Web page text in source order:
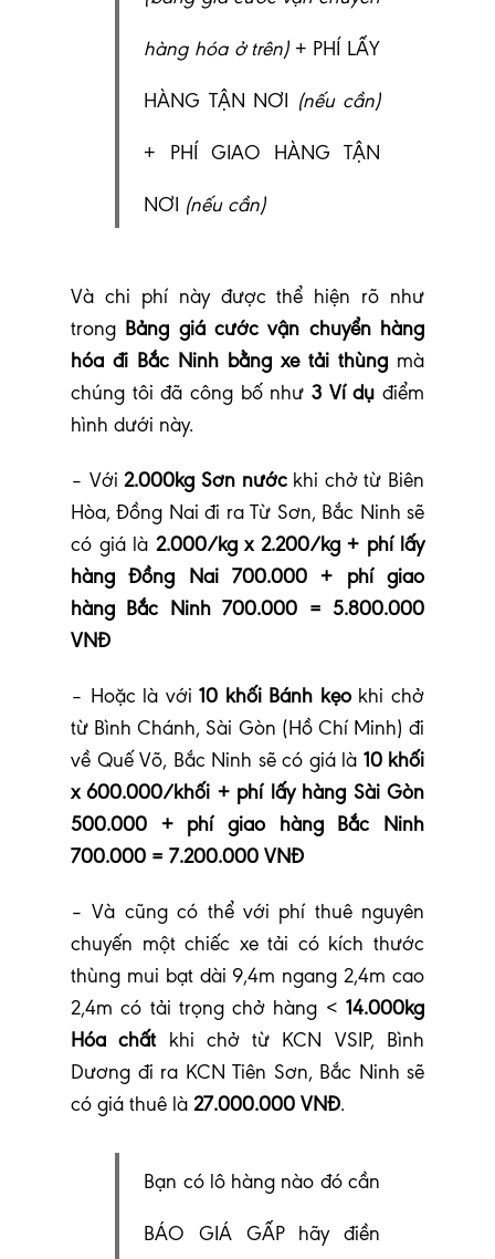
hàng hóa ở trên) + PHÍ LẤY
HÀNG TẬN NƠI (nếu cần)
+ PHÍ GIAO HÀNG TẬN
NƠI (nếu cần)
Và chi phí này được thể hiện rõ như
trong Bảng giá cước vận chuyển hàng
hóa đi Bắc Ninh bằng xe tải thùng mà
chúng tôi đã công bố như 3 Ví dụ điểm
hình dưới này.
– Với2.000kg Sơn nướckhi chở từ Biên
Hòa, Đồng Nai đi ra Từ Sơn, Bắc Ninh sẽ
có giá là 2.000/kg x 2.200/kg + phí lấy
hàng Đồng Nai 700.000 + phí giao
hàng Bắc Ninh 700.000 = 5.800.000
VNĐ
– Hoặc là với10 khối Bánh kẹokhi chở
từ Bình Chánh, Sài Gòn (Hồ Chí Minh) đi
về Quế Võ, Bắc Ninh sẽ có giá là 10 khối
x 600.000/khối + phí lấy hàng Sài Gòn
500.000 + phí giao hàng Bắc Ninh
700.000 = 7.200.000 VNĐ
– Và cũng có thể với phí thuê nguyên
chuyến một chiếc xe tải có kích thước
thùng mui bạt dài 9,4m ngang 2,4m cao
2,4m có tải trọng chở hàng < 14.000kg
Hóa chất khi chở từ KCN VSIP, Bình
Dương đi ra KCN Tiên Sơn, Bắc Ninh sẽ
có giá thuê là 27.000.000 VNĐ.
Bạn có lô hàng nào đó cần
BÁO GIÁ GẤP hãy điền